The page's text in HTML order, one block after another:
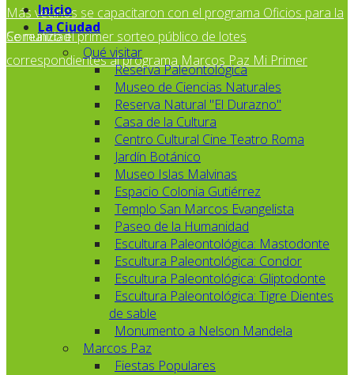
Más vecinos se capacitaron con el programa Oficios para la
Comunidad
Se realizó el primer sorteo público de lotes
correspondientes al programa Marcos Paz Mi Primer
Inicio
La Ciudad
Qué visitar
Reserva Paleontológica
Museo de Ciencias Naturales
Reserva Natural "El Durazno"
Casa de la Cultura
Centro Cultural Cine Teatro Roma
Jardín Botánico
Museo Islas Malvinas
Espacio Colonia Gutiérrez
Templo San Marcos Evangelista
Paseo de la Humanidad
Escultura Paleontológica: Mastodonte
Escultura Paleontológica: Condor
Escultura Paleontológica: Gliptodonte
Escultura Paleontológica: Tigre Dientes
de sable
Monumento a Nelson Mandela
Marcos Paz
Fiestas Populares